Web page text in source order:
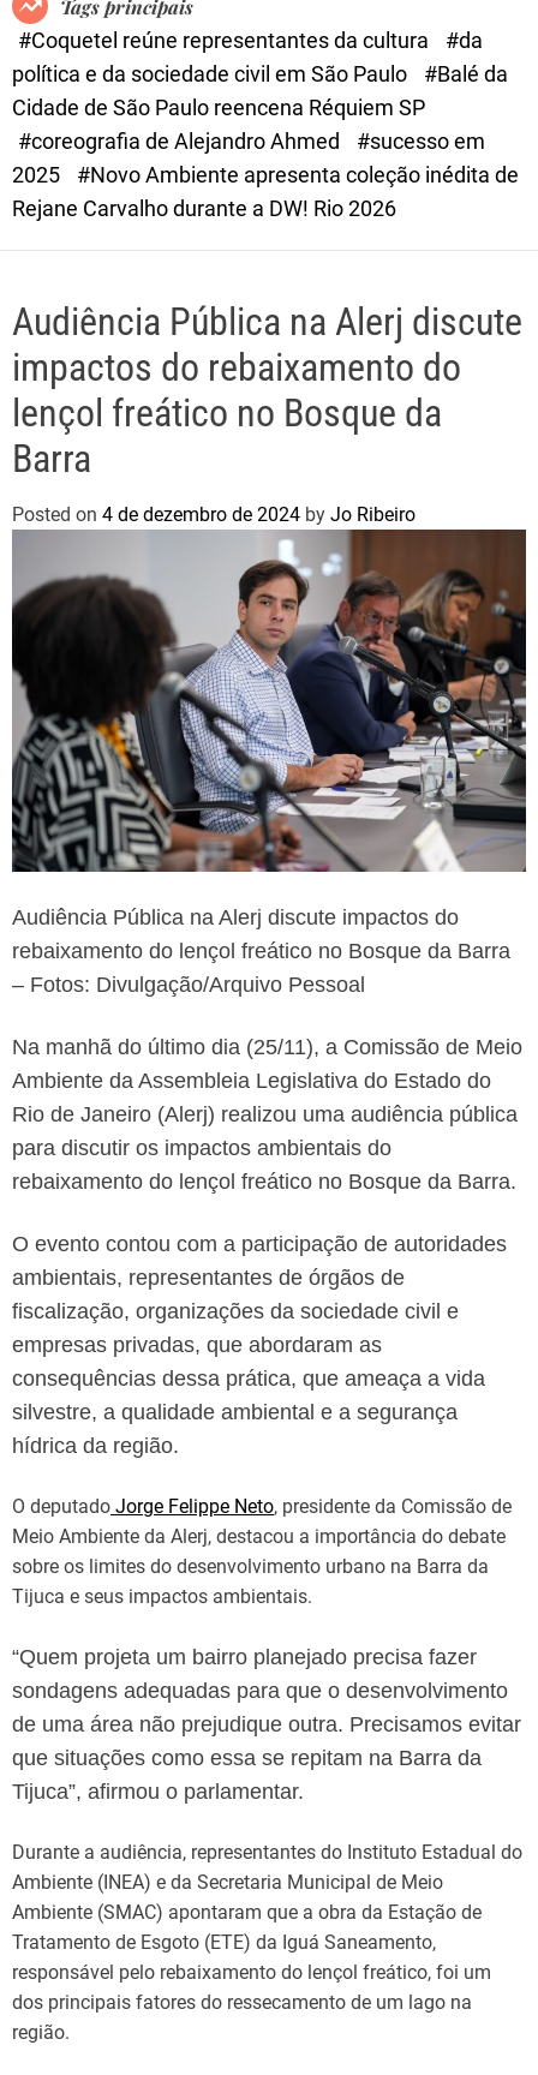
e
Tags principais
#Coquetel reúne representantes da cultura
#da
política e da sociedade civil em São Paulo
#Balé da
Cidade de São Paulo reencena Réquiem SP
#coreografia de Alejandro Ahmed
#sucesso em
2025
#Novo Ambiente apresenta coleção inédita de
Rejane Carvalho durante a DW! Rio 2026
Audiência Pública na Alerj discute
impactos do rebaixamento do
lençol freático no Bosque da
Barra
Posted on 4 de dezembro de 2024 by Jo Ribeiro
Audiência Pública na Alerj discute impactos do
rebaixamento do lençol freático no Bosque da Barra
– Fotos: Divulgação/Arquivo Pessoal
Na manhã do último dia (25/11), a Comissão de Meio
Ambiente da Assembleia Legislativa do Estado do
Rio de Janeiro (Alerj) realizou uma audiência pública
para discutir os impactos ambientais do
rebaixamento do lençol freático no Bosque da Barra.
O evento contou com a participação de autoridades
ambientais, representantes de órgãos de
fiscalização, organizações da sociedade civil e
empresas privadas, que abordaram as
consequências dessa prática, que ameaça a vida
silvestre, a qualidade ambiental e a segurança
hídrica da região.
O deputado Jorge Felippe Neto, presidente da Comissão de
Meio Ambiente da Alerj, destacou a importância do debate
sobre os limites do desenvolvimento urbano na Barra da
Tijuca e seus impactos ambientais.
“Quem projeta um bairro planejado precisa fazer
sondagens adequadas para que o desenvolvimento
de uma área não prejudique outra. Precisamos evitar
que situações como essa se repitam na Barra da
Tijuca”, afirmou o parlamentar.
Durante a audiência, representantes do Instituto Estadual do
Ambiente (INEA) e da Secretaria Municipal de Meio
Ambiente (SMAC) apontaram que a obra da Estação de
Tratamento de Esgoto (ETE) da Iguá Saneamento,
responsável pelo rebaixamento do lençol freático, foi um
dos principais fatores do ressecamento de um lago na
região.